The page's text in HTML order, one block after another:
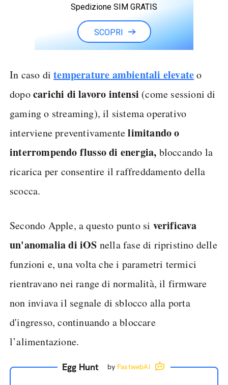
Spedizione SIM GRATIS
SCOPRI
In caso ditemperature ambientali elevateo
dopocarichi di lavoro intensi (come sessioni di
gaming o streaming), il sistema operativo
interviene preventivamentelimitando o
interrompendo flusso di energia, bloccando la
ricarica per consentire il raffreddamento della
scocca.
Secondo Apple, a questo punto si verificava
un'anomalia di iOS nella fase di ripristino delle
funzioni e, una volta che i parametri termici
rientravano nei range di normalità, il firmware
non inviava il segnale di sblocco alla porta
d'ingresso, continuando a bloccare
l’alimentazione.
Egg Hunt by FastwebAI